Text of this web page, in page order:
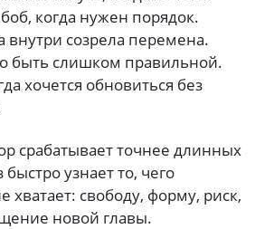
когда нужен порядок.
внутри созрела перемена.
быть слишком правильной.
хочется обновиться без
срабатывает точнее длинных
узнает то, чего
хватает: свободу, форму, риск,
новой главы.